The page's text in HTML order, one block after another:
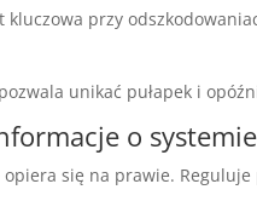
przy
unikać pułapek i
o
opiera się na prawie.